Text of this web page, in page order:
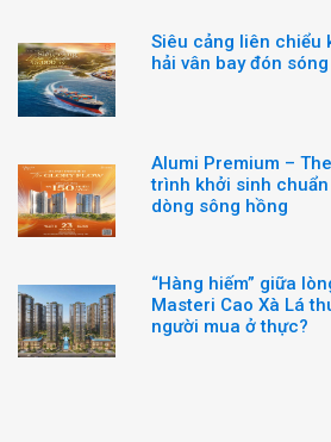
Siêu cảng liên chiểu
hải vân bay đón
Alumi Premium –
trình khởi sinh
dòng sông hồng
“Hàng hiếm” giữa
Masteri Cao Xà Lá
người mua ở thực?